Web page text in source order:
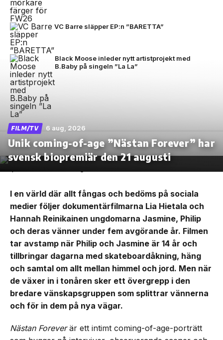
VC Barre släpper EP:n ”BARETTA”
Black Moose inleder nytt artistprojekt med
B.Baby på singeln ”La La”
FILM/TV 6 aug, 2026
Unik coming-of-age ”Nästan Forever” har
svensk biopremiär den 21 augusti
I en värld där allt fångas och bedöms på sociala
medier följer dokumentärfilmarna Lia Hietala och
Hannah Reinikainen ungdomarna Jasmine, Philip
och deras vänner under fem avgörande år. Filmen
tar avstamp när Philip och Jasmine är 14 år och
tillbringar dagarna med skateboardåkning, häng
och samtal om allt mellan himmel och jord. Men när
de växer in i tonåren sker ett övergrepp i den
bredare vänskapsgruppen som splittrar vännerna
och för in dem på nya vägar.
Nästan Foreverär ett intimt coming-of-age-porträtt